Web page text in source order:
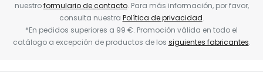
nuestroformulario de contacto. Para más información, por favor,
consulta nuestra Política de privacidad.
*En pedidos superiores a 99 €. Promoción válida en todo el
catálogo a excepción de productos de los siguientes fabricantes.